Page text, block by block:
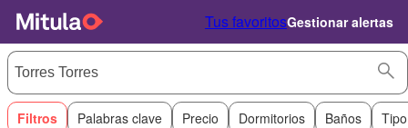
Tus favoritosGestionar alertas
Filtros Palabras clave Precio Dormitorios Baños